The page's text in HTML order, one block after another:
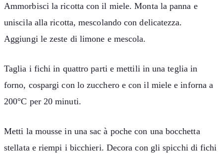
Ammorbisci la ricotta con il miele. Monta la panna e
uniscila alla ricotta, mescolando con delicatezza.
Aggiungi le zeste di limone e mescola.
Taglia i fichi in quattro parti e mettili in una teglia in
forno, cospargi con lo zucchero e con il miele e inforna a
200°C per 20 minuti.
Metti la mousse in una sac à poche con una bocchetta
stellata e riempi i bicchieri. Decora con gli spicchi di fichi